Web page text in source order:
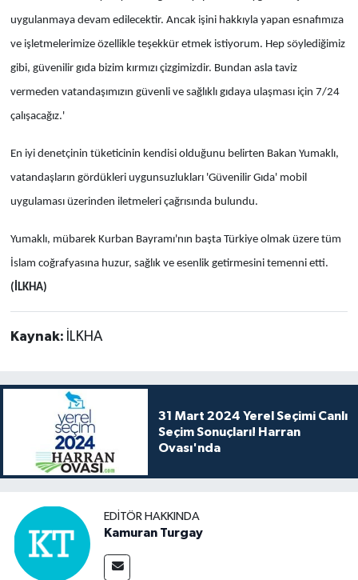
uygulanmaya devam edilecektir. Ancak işini hakkıyla yapan esnafımıza
ve işletmelerimize özellikle teşekkür etmek istiyorum. Hep söylediğimiz
gibi, güvenilir gıda bizim kırmızı çizgimizdir. Bundan asla taviz
vermeden vatandaşımızın güvenli ve sağlıklı gıdaya ulaşması için 7/24
çalışacağız.'
En iyi denetçinin tüketicinin kendisi olduğunu belirten Bakan Yumaklı,
vatandaşların gördükleri uygunsuzlukları 'Güvenilir Gıda' mobil
uygulaması üzerinden iletmeleri çağrısında bulundu.
Yumaklı, mübarek Kurban Bayramı'nın başta Türkiye olmak üzere tüm
İslam coğrafyasına huzur, sağlık ve esenlik getirmesini temenni etti.​
(İLKHA)
Kaynak: İLKHA
31 Mart 2024 Yerel Seçimi Canlı
Seçim Sonuçları! Harran
Ovası'nda
EDITÖR HAKKINDA
Kamuran Turgay